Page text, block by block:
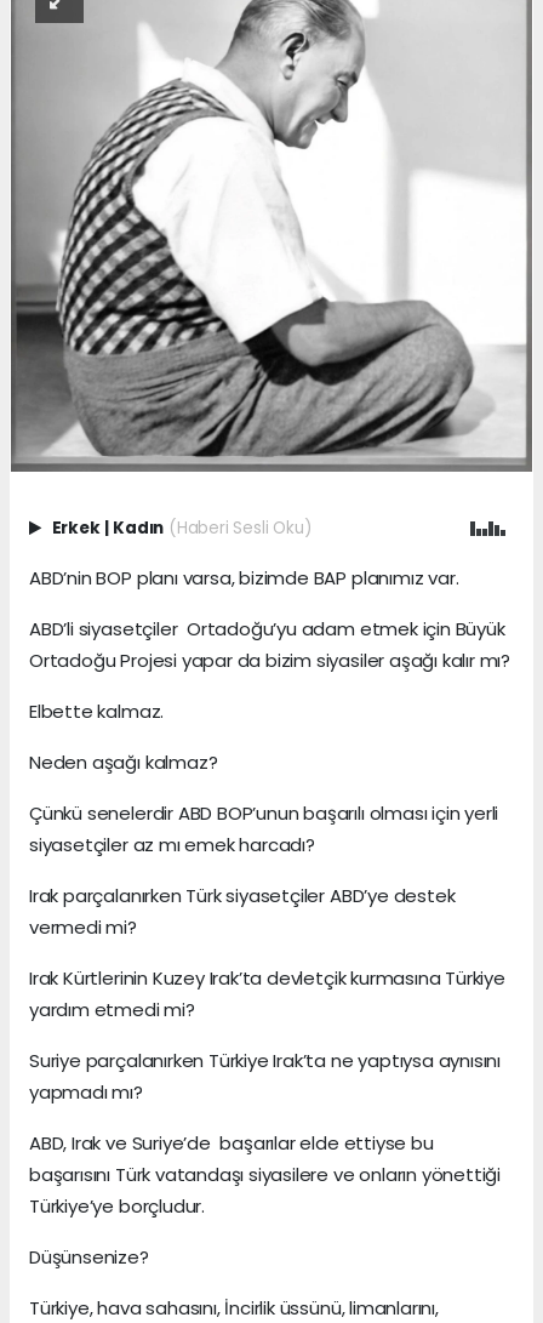
Erkek | Kadın (Haberi Sesli Oku)
ABD’nin BOP planı varsa, bizimde BAP planımız var.
ABD’li siyasetçiler Ortadoğu’yu adam etmek için Büyük
Ortadoğu Projesi yapar da bizim siyasiler aşağı kalır mı?
Elbette kalmaz.
Neden aşağı kalmaz?
Çünkü senelerdir ABD BOP’unun başarılı olması için yerli
siyasetçiler az mı emek harcadı?
Irak parçalanırken Türk siyasetçiler ABD’ye destek
vermedi mi?
Irak Kürtlerinin Kuzey Irak’ta devletçik kurmasına Türkiye
yardım etmedi mi?
Suriye parçalanırken Türkiye Irak’ta ne yaptıysa aynısını
yapmadı mı?
ABD, Irak ve Suriye’de başarılar elde ettiyse bu
başarısını Türk vatandaşı siyasilere ve onların yönettiği
Türkiye’ye borçludur.
Düşünsenize?
Türkiye, hava sahasını, İncirlik üssünü, limanlarını,